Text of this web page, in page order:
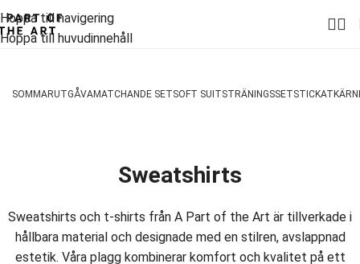
Hoppa till navigering
Hoppa till huvudinnehåll
SOMMARUTGÅVAMATCHANDE SETSOFT SUITSTRÄNINGSSETSTICKAT
Sweatshirts
Sweatshirts och t-shirts från A Part of the Art är tillverkade i
hållbara material och designade med en stilren, avslappnad
estetik. Våra plagg kombinerar komfort och kvalitet på ett